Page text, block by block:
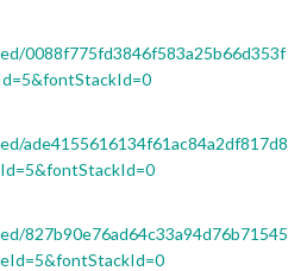
0088f775fd3846f583a25b66d353f
ade4155616134f61ac84a2df817d8
827b90e76ad64c33a94d76b71545